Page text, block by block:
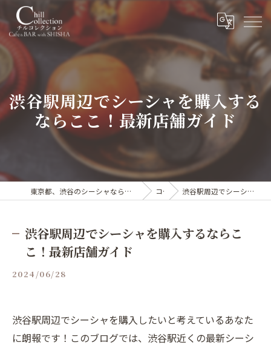
渋谷駅周辺でシーシャを購入する
ならここ！最新店舗ガイド
東京都、渋谷のシーシャならカフェ&シーシャバー Chill collection渋谷センター街店 コラム 渋谷駅周辺でシーシャを購入するならここ！最新店舗ガイド
渋谷駅周辺でシーシャを購入するならこ
こ！最新店舗ガイド
2024/06/28
渋谷駅周辺でシーシャを購入したいと考えているあなた
に朗報です！このブログでは、渋谷駅近くの最新シーシ